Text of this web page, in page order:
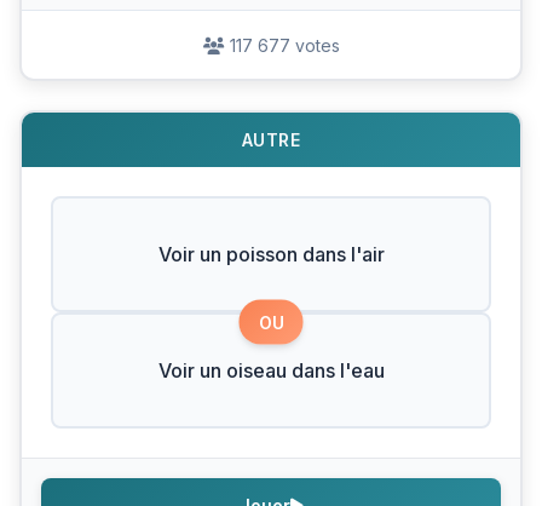
117 677 votes
AUTRE
Voir un poisson dans l'air
OU
Voir un oiseau dans l'eau